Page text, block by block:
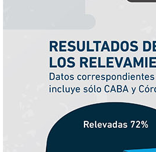
3640 60,16%
3249 56,94%
3266 59,80%
3403
3299